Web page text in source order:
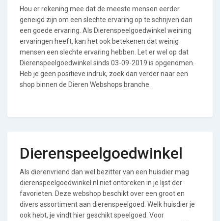
Hou er rekening mee dat de meeste mensen eerder
geneigd zijn om een slechte ervaring op te schrijven dan
een goede ervaring. Als Dierenspeelgoedwinkel weining
ervaringen heeft, kan het ook betekenen dat weinig
mensen een slechte ervaring hebben. Let er wel op dat
Dierenspeelgoedwinkel sinds 03-09-2019 is opgenomen.
Heb je geen positieve indruk, zoek dan verder naar een
shop binnen de Dieren Webshops branche.
Dierenspeelgoedwinkel
Als dierenvriend dan wel bezitter van een huisdier mag
dierenspeelgoedwinkel.nl niet ontbreken in je lijst der
favorieten. Deze webshop beschikt over een groot en
divers assortiment aan dierenspeelgoed. Welk huisdier je
ook hebt, je vindt hier geschikt speelgoed. Voor